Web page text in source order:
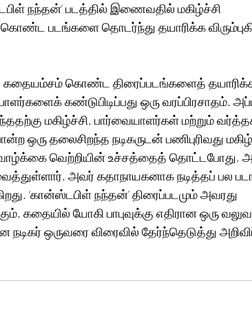
நந்தன்’ படத்தில் இணைவதில் மகிழ்ச்சி
படங்களை தொடர்ந்து தயாரிக்க
கதையம்சம் கொண்ட திரைப்படங்களைத்
கண்டுபிடிப்பது ஒரு வரப்பிரசாதம்.
மகிழ்ச்சி. பார்வையாளர்கள் மற்றும்
ஒரு தலைசிறந்த நடிகருடன் பணிபுரிவது
வாழ்க்கை வெற்றியின் உச்சத்தைத் தொட்டபோது,
அவர் கதாநாயகனாக நடித்தப் பல
‘கான்ஸ்டபிள் நந்தன்' திரைப்படமும் அவரது
கதையில் யோகி பாபுவுக்கு எதிரான ஒரு
நடிகர் ஒருவரை விரைவில் தேர்ந்தெடுத்து